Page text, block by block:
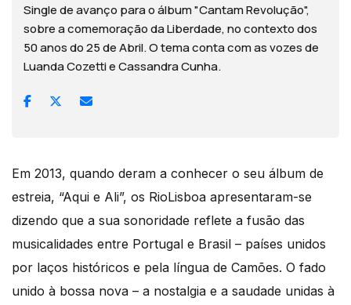
Single de avanço para o álbum "Cantam Revolução",
sobre a comemoração da Liberdade, no contexto dos
50 anos do 25 de Abril. O tema conta com as vozes de
Luanda Cozetti e Cassandra Cunha.
Em 2013, quando deram a conhecer o seu álbum de
estreia, “Aqui e Ali”, os RioLisboa apresentaram-se
dizendo que a sua sonoridade reflete a fusão das
musicalidades entre Portugal e Brasil – países unidos
por laços históricos e pela língua de Camões. O fado
unido à bossa nova – a nostalgia e a saudade unidas à